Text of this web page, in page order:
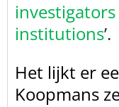
institutions’.
Het lijkt er
Koopmans